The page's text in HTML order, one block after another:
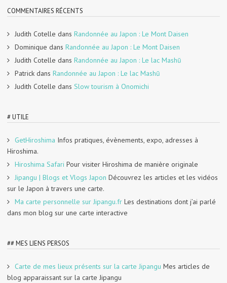
COMMENTAIRES RÉCENTS
Judith Cotelle dans Randonnée au Japon : Le Mont Daisen
Dominique dans Randonnée au Japon : Le Mont Daisen
Judith Cotelle dans Randonnée au Japon : Le lac Mashū
Patrick dans Randonnée au Japon : Le lac Mashū
Judith Cotelle dans Slow tourism à Onomichi
# UTILE
GetHiroshima Infos pratiques, évènements, expo, adresses à
Hiroshima.
Hiroshima Safari Pour visiter Hiroshima de manière originale
Jipangu | Blogs et Vlogs Japon Découvrez les articles et les vidéos
sur le Japon à travers une carte.
Ma carte personnelle sur Jipangu.fr Les destinations dont j’ai parlé
dans mon blog sur une carte interactive
## MES LIENS PERSOS
Carte de mes lieux présents sur la carte Jipangu Mes articles de
blog apparaissant sur la carte Jipangu